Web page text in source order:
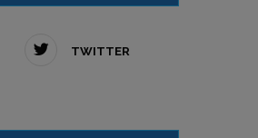
TWITTER